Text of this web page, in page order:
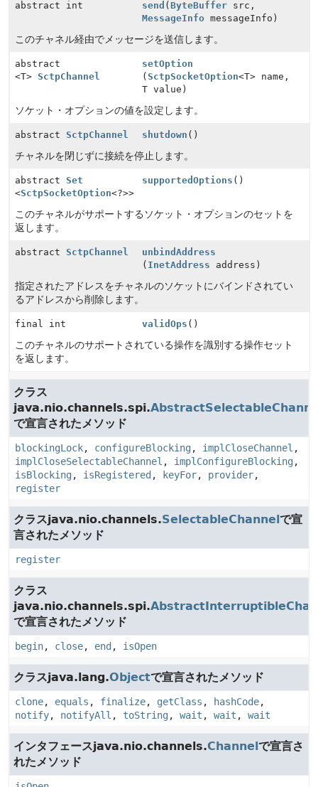
abstract int send (ByteBuffer src,
MessageInfo messageInfo)
このチャネル経由でメッセージを送信します。
abstract
<T> SctpChannel
setOption
(SctpSocketOption<T> name,
T value)
ソケット・オプションの値を設定します。
abstract SctpChannel shutdown ()
チャネルを閉じずに接続を停止します。
abstract Set
<SctpSocketOption<?>>
supportedOptions ()
このチャネルがサポートするソケット・オプションのセットを
返します。
abstract SctpChannel
unbindAddress
( InetAddress address)
指定されたアドレスをチャネルのソケットにバインドされてい
るアドレスから削除します。
final int validOps ()
このチャネルのサポートされている操作を識別する操作セット
を返します。
クラス
java.nio.channels.spi.
で宣言されたメソッド
blockingLock, configureBlocking, implCloseChannel ,
implCloseSelectableChannel , implConfigureBlocking,
isBlocking, isRegistered , keyFor, provider,
register
クラスjava.nio.channels.SelectableChannelで宣
言されたメソッド
register
クラス
java.nio.channels.spi.
で宣言されたメソッド
begin, close, end , isOpen
クラスjava.lang.Objectで宣言されたメソッド
clone, equals , finalize, getClass , hashCode,
notify, notifyAll , toString, wait , wait , wait
インタフェースjava.nio.channels.Channelで宣言さ
れたメソッド